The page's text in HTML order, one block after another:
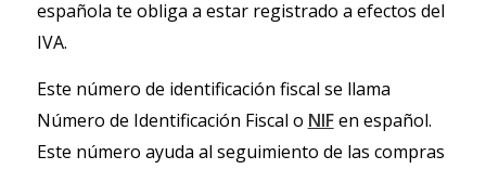
española te obliga a estar registrado a efectos del
IVA.
Este número de identificación fiscal se llama
Número de Identificación Fiscal o NIFen español.
Este número ayuda al seguimiento de las compras